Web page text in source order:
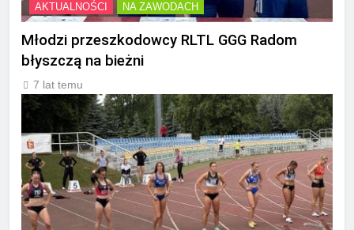
AKTUALNOŚCI NA ZAWODACH
Młodzi przeszkodowcy RLTL GGG Radom
błyszczą na bieżni
7 lat temu